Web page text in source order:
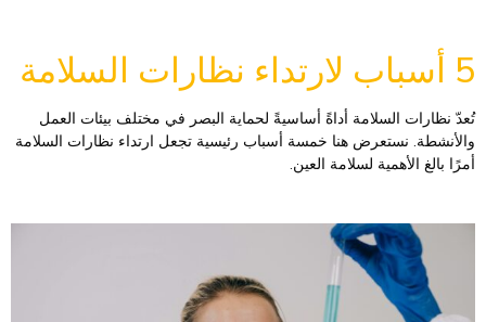
السلامة
نظارات السلامة أداةً أساسيةً لحماية البصر في مختلف بيئات العمل
نستعرض هنا خمسة أسباب رئيسية تجعل ارتداء نظارات السلامة
بالغ الأهمية لسلامة العين.